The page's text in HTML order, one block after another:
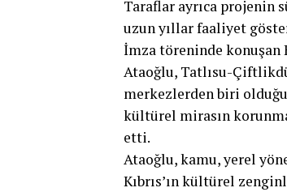
Taraflar ayrıca projenin
uzun yıllar faaliyet
İmza töreninde konuşan
Ataoğlu, Tatlısu-
merkezlerden biri
kültürel mirasın
etti.
Ataoğlu, kamu, yerel
Kıbrıs’ın kültürel